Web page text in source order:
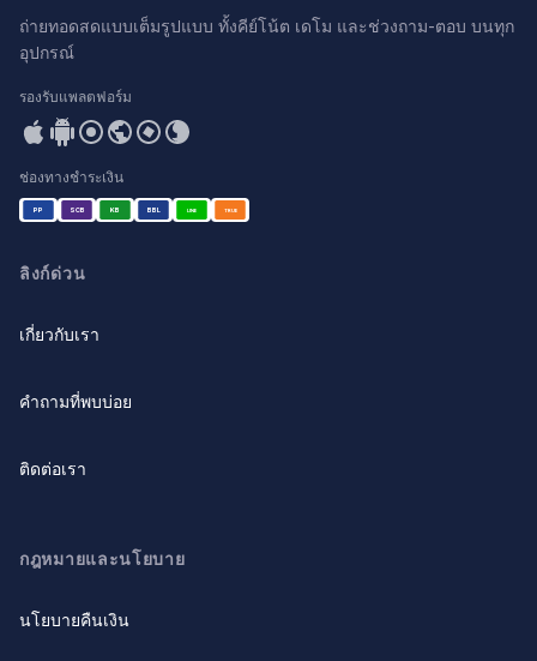
ถ่ายทอดสดแบบเต็มรูปแบบ ทั้งคีย์โน้ต เดโม และช่วงถาม-ตอบ บนทุก
อุปกรณ์
รองรับแพลตฟอร์ม
ช่องทางชำระเงิน
PP SCB KB BBL LINE TRUE
ลิงก์ด่วน
เกี่ยวกับเรา
คำถามที่พบบ่อย
ติดต่อเรา
กฎหมายและนโยบาย
นโยบายคืนเงิน